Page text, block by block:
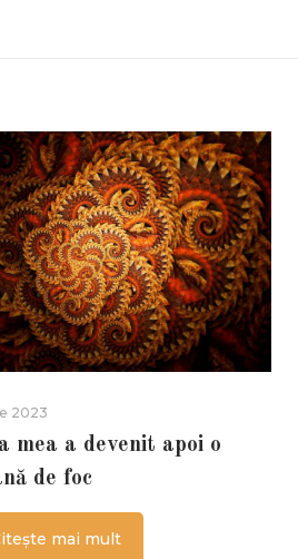
2023
mea a devenit apoi o
de foc
mai mult